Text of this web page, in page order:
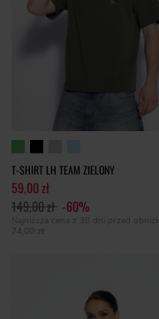
T-SHIRT LH TEAM ZIELONY
59,00 zł
149,00 zł -60%
Najniższa cena z 30 dni przed obniżką
74,00 zł